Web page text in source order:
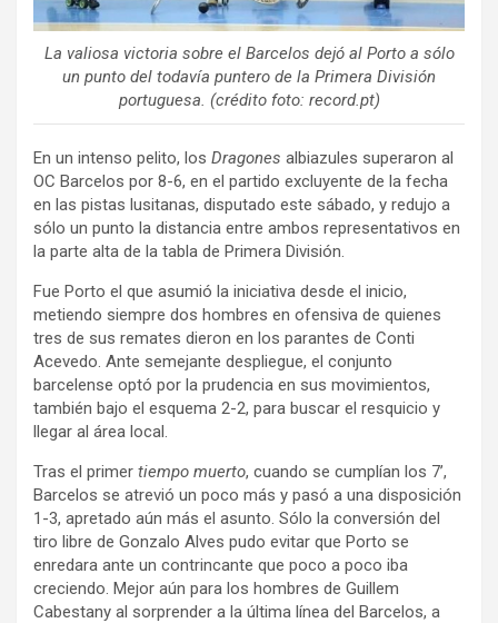
La valiosa victoria sobre el Barcelos dejó al Porto a sólo
un punto del todavía puntero de la Primera División
portuguesa. (crédito foto: record.pt)
En un intenso pelito, los Dragones albiazules superaron al
OC Barcelos por 8-6, en el partido excluyente de la fecha
en las pistas lusitanas, disputado este sábado, y redujo a
sólo un punto la distancia entre ambos representativos en
la parte alta de la tabla de Primera División.
Fue Porto el que asumió la iniciativa desde el inicio,
metiendo siempre dos hombres en ofensiva de quienes
tres de sus remates dieron en los parantes de Conti
Acevedo. Ante semejante despliegue, el conjunto
barcelense optó por la prudencia en sus movimientos,
también bajo el esquema 2-2, para buscar el resquicio y
llegar al área local.
Tras el primer tiempo muerto, cuando se cumplían los 7’,
Barcelos se atrevió un poco más y pasó a una disposición
1-3, apretado aún más el asunto. Sólo la conversión del
tiro libre de Gonzalo Alves pudo evitar que Porto se
enredara ante un contrincante que poco a poco iba
creciendo. Mejor aún para los hombres de Guillem
Cabestany al sorprender a la última línea del Barcelos, a